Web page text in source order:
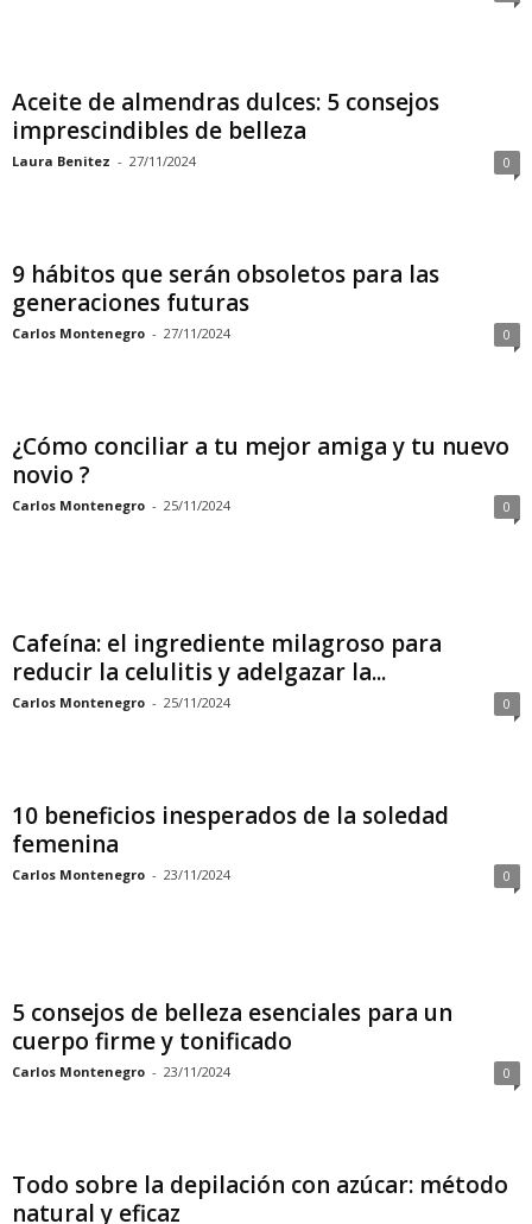
Aceite de almendras dulces: 5 consejos
imprescindibles de belleza
Laura Benitez - 27/11/2024 0
9 hábitos que serán obsoletos para las
generaciones futuras
Carlos Montenegro - 27/11/2024 0
¿Cómo conciliar a tu mejor amiga y tu nuevo
novio ?
Carlos Montenegro - 25/11/2024 0
Cafeína: el ingrediente milagroso para
reducir la celulitis y adelgazar la...
Carlos Montenegro - 25/11/2024 0
10 beneficios inesperados de la soledad
femenina
Carlos Montenegro - 23/11/2024 0
5 consejos de belleza esenciales para un
cuerpo firme y tonificado
Carlos Montenegro - 23/11/2024 0
Todo sobre la depilación con azúcar: método
natural y eficaz